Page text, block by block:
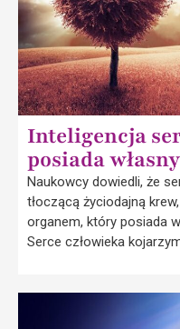
Inteligencja
posiada
Naukowcy dowiedli, że
tłoczącą życiodajną
organem, który posiada
Serce człowieka